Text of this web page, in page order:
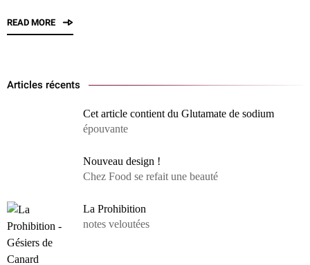
READ MORE
Articles récents
Cet article contient du Glutamate de sodium
épouvante
Nouveau design !
Chez Food se refait une beauté
La Prohibition
notes veloutées